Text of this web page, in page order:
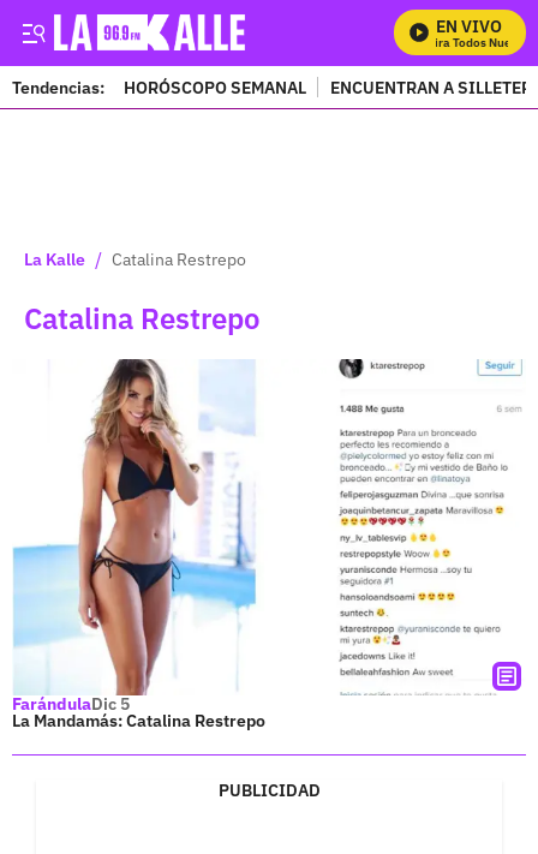
EN VIVO
Mira Todos
Tendencias: HORÓSCOPO SEMANAL ENCUENTRAN A
La Kalle / Catalina Restrepo
Catalina Restrepo
FarándulaDic 5
La Mandamás: Catalina Restrepo
PUBLICIDAD